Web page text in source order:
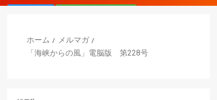
ホーム
メルマガ
「海峡からの風」電脳版 第228号